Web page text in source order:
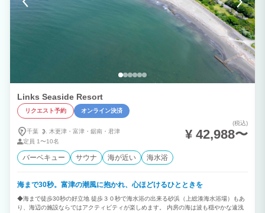
Links Seaside Resort
リクエスト予約 オンライン決済
千葉 木更津・ 富津・ 鋸南・ 君津
定員 1〜10名
(税込)
¥ 42,988〜
バーベキュー サウナ 海が近い 海水浴
海まで30秒。富津の潮風に抱かれ、心ほどけるひとときを
◆海まで徒歩30秒の好立地 徒歩３０秒で海水浴の出来る砂浜（上総湊海水浴場）もあ
り、海辺の施設ならではアクティビティが楽しめます。 内房の海は波も穏やかな遠浅